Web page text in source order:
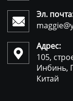

Эл.

Адрес:
105,
Инбинь,
Китай